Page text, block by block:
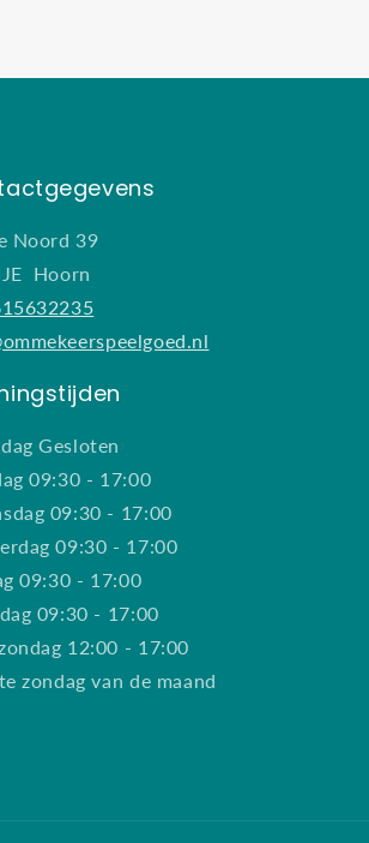
Noord 39
Hoorn
Gesloten
09:30 - 17:00
09:30 - 17:00
09:30 - 17:00
09:30 - 17:00
09:30 - 17:00
12:00 - 17:00
zondag van de maand